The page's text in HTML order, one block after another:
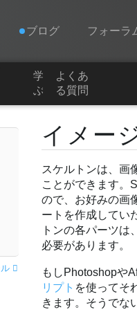
ブログ フォーラ
学
ぶ
よくあ
る質問
イメー
スケルトンは、画
ことができます。
ので、お好みの画
ートを作成してい
トンの各パーツは
必要があります。
もしPhotoshopや
リプト を使ってそ
きます。そうでな